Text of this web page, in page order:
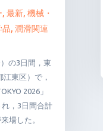
, 最新, 機械・
品, 潤滑関連
の3日間，東
東区）で，
2026」
れ，3日間合計
場した。